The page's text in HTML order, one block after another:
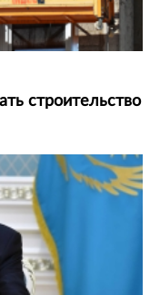
строительство